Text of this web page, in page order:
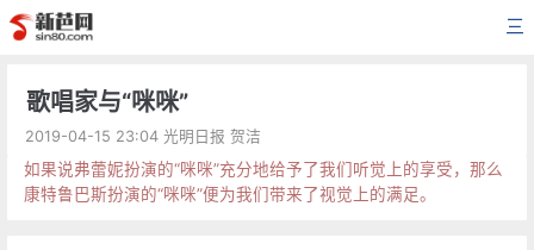
三
歌唱家与“咪咪”
2019-04-15 23:04 光明日报 贺洁
如果说弗蕾妮扮演的“咪咪”充分地给予了我们听觉上的享受，那么
康特鲁巴斯扮演的“咪咪”便为我们带来了视觉上的满足。